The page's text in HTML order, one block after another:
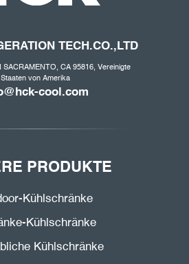
TECH.CO.,LTD
SACRAMENTO, CA 95816, Vereinigte
Staaten von Amerika
cool.com
PRODUKTE
Kühlschränke
Kühlschränke
Kühlschränke